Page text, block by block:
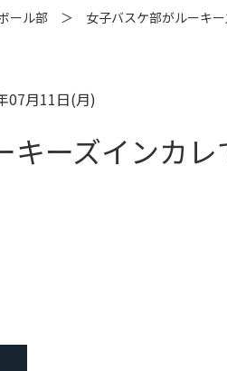
ール部 女子バスケ部がルーキ
07月11日(月)
キーズインカレ